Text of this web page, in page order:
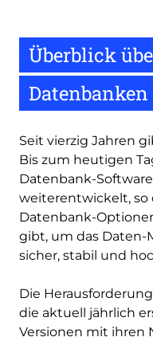
Überblick
Datenbanken
Seit vierzig Jahren
Bis zum heutigen
Datenbank-
weiterentwickelt, so
Datenbank-
gibt, um das
sicher, stabil und
Die
die aktuell jährlich
Versionen mit ihren